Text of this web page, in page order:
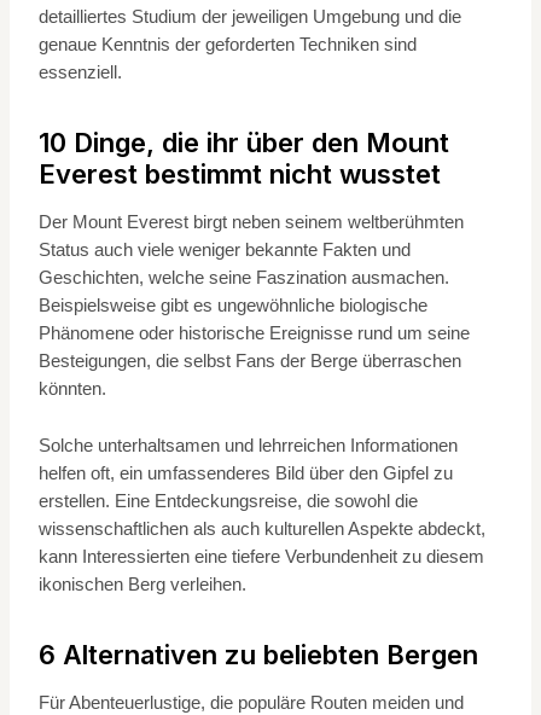
detailliertes Studium der jeweiligen Umgebung und die
genaue Kenntnis der geforderten Techniken sind
essenziell.
10 Dinge, die ihr über den Mount
Everest bestimmt nicht wusstet
Der Mount Everest birgt neben seinem weltberühmten
Status auch viele weniger bekannte Fakten und
Geschichten, welche seine Faszination ausmachen.
Beispielsweise gibt es ungewöhnliche biologische
Phänomene oder historische Ereignisse rund um seine
Besteigungen, die selbst Fans der Berge überraschen
könnten.
Solche unterhaltsamen und lehrreichen Informationen
helfen oft, ein umfassenderes Bild über den Gipfel zu
erstellen. Eine Entdeckungsreise, die sowohl die
wissenschaftlichen als auch kulturellen Aspekte abdeckt,
kann Interessierten eine tiefere Verbundenheit zu diesem
ikonischen Berg verleihen.
6 Alternativen zu beliebten Bergen
Für Abenteuerlustige, die populäre Routen meiden und